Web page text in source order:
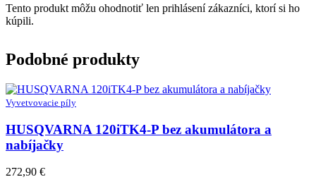
Tento produkt môžu ohodnotiť len prihlásení zákazníci, ktorí si ho
kúpili.
Podobné produkty
Vyvetvovacie píly
HUSQVARNA 120iTK4-P bez akumulátora a
nabíjačky
272,90 €